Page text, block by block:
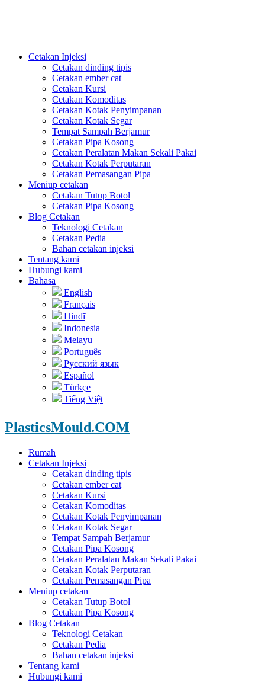
Cetakan Injeksi
Cetakan dinding tipis
Cetakan ember cat
Cetakan Kursi
Cetakan Komoditas
Cetakan Kotak Penyimpanan
Cetakan Kotak Segar
Tempat Sampah Berjamur
Cetakan Pipa Kosong
Cetakan Peralatan Makan Sekali Pakai
Cetakan Kotak Perputaran
Cetakan Pemasangan Pipa
Meniup cetakan
Cetakan Tutup Botol
Cetakan Pipa Kosong
Blog Cetakan
Teknologi Cetakan
Cetakan Pedia
Bahan cetakan injeksi
Tentang kami
Hubungi kami
Bahasa
English
Français
Hindī
Indonesia
Melayu
Português
Русский язык
Español
Türkçe
Tiếng Việt
PlasticsMould.COM
Rumah
Cetakan Injeksi
Cetakan dinding tipis
Cetakan ember cat
Cetakan Kursi
Cetakan Komoditas
Cetakan Kotak Penyimpanan
Cetakan Kotak Segar
Tempat Sampah Berjamur
Cetakan Pipa Kosong
Cetakan Peralatan Makan Sekali Pakai
Cetakan Kotak Perputaran
Cetakan Pemasangan Pipa
Meniup cetakan
Cetakan Tutup Botol
Cetakan Pipa Kosong
Blog Cetakan
Teknologi Cetakan
Cetakan Pedia
Bahan cetakan injeksi
Tentang kami
Hubungi kami